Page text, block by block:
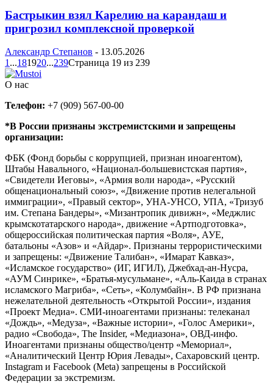
Бастрыкин взял Карелию на карандаш и
пригрозил комплексной проверкой
Александр Степанов - 13.05.2026
1 ...181920...239Страница 19 из 239
О нас
Телефон: +7 (909) 567-00-00
*В России признаны экстремистскими и запрещены
организации:
ФБК (Фонд борьбы с коррупцией, признан иноагентом),
Штабы Навального, «Национал-большевистская партия»,
«Свидетели Иеговы», «Армия воли народа», «Русский
общенациональный союз», «Движение против нелегальной
иммиграции», «Правый сектор», УНА-УНСО, УПА, «Тризуб
им. Степана Бандеры», «Мизантропик дивижн», «Меджлис
крымскотатарского народа», движение «Артподготовка»,
общероссийская политическая партия «Воля», АУЕ,
батальоны «Азов» и «Айдар». Признаны террористическими
и запрещены: «Движение Талибан», «Имарат Кавказ»,
«Исламское государство» (ИГ, ИГИЛ), Джебхад-ан-Нусра,
«АУМ Синрике», «Братья-мусульмане», «Аль-Каида в странах
исламского Магриба», «Сеть», «Колумбайн». В РФ признана
нежелательной деятельность «Открытой России», издания
«Проект Медиа». СМИ-иноагентами признаны: телеканал
«Дождь», «Медуза», «Важные истории», «Голос Америки»,
радио «Свобода», The Insider, «Медиазона», ОВД-инфо.
Иноагентами признаны общество/центр «Мемориал»,
«Аналитический Центр Юрия Левады», Сахаровский центр.
Instagram и Facebook (Metа) запрещены в Российской
Федерации за экстремизм.